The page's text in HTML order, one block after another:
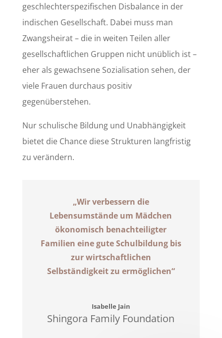
geschlechterspezifischen Disbalance in der
indischen Gesellschaft. Dabei muss man
Zwangsheirat – die in weiten Teilen aller
gesellschaftlichen Gruppen nicht unüblich ist –
eher als gewachsene Sozialisation sehen, der
viele Frauen durchaus positiv
gegenüberstehen.
Nur schulische Bildung und Unabhängigkeit
bietet die Chance diese Strukturen langfristig
zu verändern.
„Wir verbessern die
Lebensumstände um Mädchen
ökonomisch benachteiligter
Familien eine gute Schulbildung bis
zur wirtschaftlichen
Selbständigkeit zu ermöglichen“
Isabelle Jain
Shingora Family Foundation